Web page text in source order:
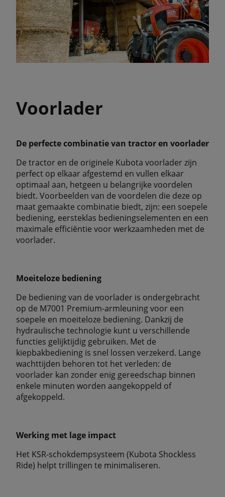
Voorlader
De perfecte combinatie van tractor en voorlader
De tractor en de originele Kubota voorlader zijn
perfect op elkaar afgestemd en vullen elkaar
optimaal aan, hetgeen u belangrijke voordelen
biedt. Voorbeelden van de voordelen die deze op
maat gemaakte combinatie biedt, zijn: een soepele
bediening, eersteklas bedieningselementen en een
maximale efficiëntie voor werkzaamheden met de
voorlader.
Moeiteloze bediening
De bediening van de voorlader is ondergebracht
op de M7001 Premium-armleuning voor een
soepele en moeiteloze bediening. Dankzij de
hydraulische technologie kunt u verschillende
functies gelijktijdig gebruiken. Met de
kiepbakbediening is snel lossen verzekerd. Lange
wachttijden behoren tot het verleden: de
voorlader kan zonder enig gereedschap binnen
enkele minuten worden aangekoppeld of
afgekoppeld.
Werking met lage impact
Het KSR-schokdempsysteem (Kubota Shockless
Ride) helpt trillingen te minimaliseren.